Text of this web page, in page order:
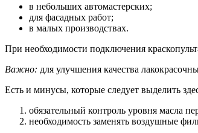
в небольших автомастерских;
для фасадных работ;
в малых производствах.
При необходимости подключения
Важно: для улучшения качества
Есть и минусы, которые следует выделить
обязательный контроль уровня масла
необходимость заменять воздушные